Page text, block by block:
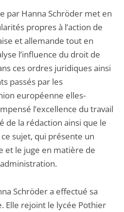
par Hanna Schröder met en
propres à l’action de
et allemande tout en
l’influence du droit de
ces ordres juridiques ainsi
passés par les
européenne elles-
l’excellence du travail
de la rédaction ainsi que le
sujet, qui présente un
et le juge en matière de
Schröder a effectué sa
Elle rejoint le lycée Pothier